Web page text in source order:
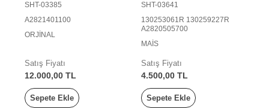
SHT-03385
A2821401100
ORJİNAL
Satış Fiyatı
12.000,00 TL
Sepete Ekle
DEFAZÖRÜ (EKSANTRİK
MİL AYARLAYICI)
SHT-03641
130253061R 130259227R
A2820505700
MAİS
Satış Fiyatı
4.500,00 TL
Sepete Ekle